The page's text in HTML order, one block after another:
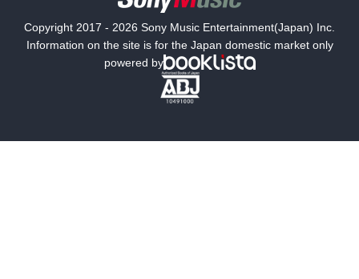
海外小説
ミステリー SF
文学
Copyright 2017 - 2026 Sony Music Entertainment(Japan) Inc.
Information on the site is for the Japan domestic market only
powered by